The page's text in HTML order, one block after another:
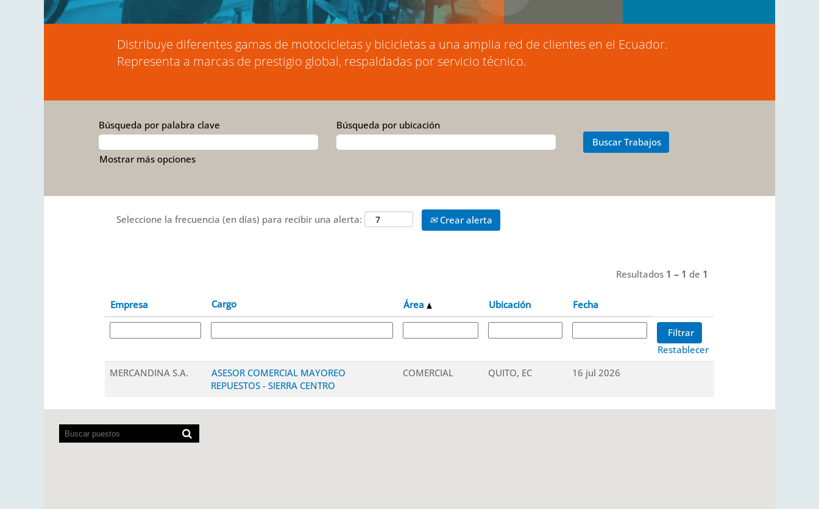
Distribuye diferentes gamas de motocicletas y bicicletas a una amplia red de clientes en el Ecuador.
Representa a marcas de prestigio global, respaldadas por servicio técnico.
Búsqueda por palabra clave Búsqueda por ubicación
Mostrar más opciones
Seleccione la frecuencia (en días) para recibir una alerta: Crear alerta
Resultados 1 – 1 de 1
Empresa Cargo Área Ubicación Fecha
Restablecer
MERCANDINA S.A.
ASESOR COMERCIAL MAYOREO
REPUESTOS - SIERRA CENTRO
COMERCIAL QUITO, EC 16 jul 2026
Los
lectores